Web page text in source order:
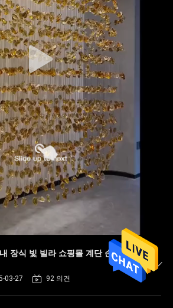
장식 빛 빌라 쇼핑몰 계단 손으로 만
03-27 92 의견